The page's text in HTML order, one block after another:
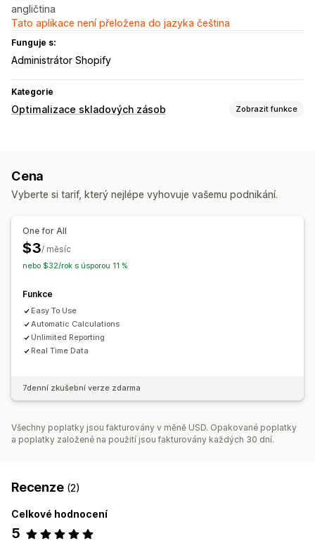
angličtina
Tato aplikace není přeložena do jazyka čeština
Funguje s:
Administrátor Shopify
Kategorie
Optimalizace skladových zásob Zobrazit funkce
Cena
Vyberte si tarif, který nejlépe vyhovuje vašemu podnikání.
One for All
$3/ měsíc
nebo $32/rok s úsporou 11 %
Funkce
Easy To Use
Automatic Calculations
Unlimited Reporting
Real Time Data
7denní zkušební verze zdarma
Všechny poplatky jsou fakturovány v měně USD. Opakované poplatky
a poplatky založené na použití jsou fakturovány každých 30 dní.
Recenze (2)
Celkové hodnocení
5